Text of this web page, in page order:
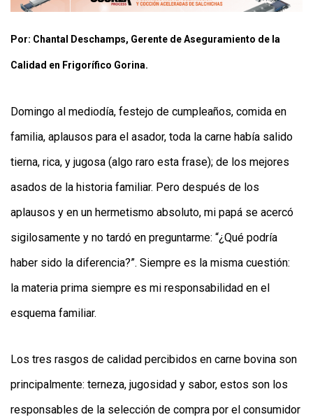
CONCURSO
PREMIO
SERVICIOS
CONTÁCTENOS
AYUDA
Y
POLÍTICAS
PRIVACIDAD
QUIENES
Por: Chantal Deschamps, Gerente de Aseguramiento de la
Calidad en Frigorífico Gorina.
Domingo al mediodía, festejo de cumpleaños, comida en
familia, aplausos para el asador, toda la carne había salido
tierna, rica, y jugosa (algo raro esta frase); de los mejores
asados de la historia familiar. Pero después de los
aplausos y en un hermetismo absoluto, mi papá se acercó
sigilosamente y no tardó en preguntarme: “¿Qué podría
haber sido la diferencia?”. Siempre es la misma cuestión:
la materia prima siempre es mi responsabilidad en el
esquema familiar.
Los tres rasgos de calidad percibidos en carne bovina son
principalmente: terneza, jugosidad y sabor, estos son los
responsables de la selección de compra por el consumidor